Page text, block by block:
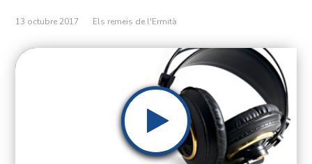
13 octubre 2017 Els remeis de l'Ermità